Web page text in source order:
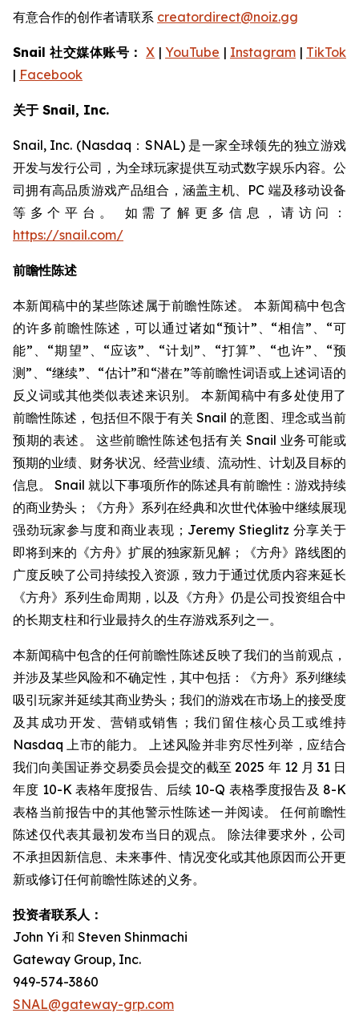
有意合作的创作者请联系 creatordirect@noiz.gg
Snail 社交媒体账号： X |YouTube | Instagram | TikTok
| Facebook
关于 Snail, Inc.
Snail, Inc. (Nasdaq：SNAL) 是一家全球领先的独立游戏
开发与发行公司，为全球玩家提供互动式数字娱乐内容。公
司拥有高品质游戏产品组合，涵盖主机、PC 端及移动设备
等多个平台。 如需了解更多信息，请访问：
https://snail.com/
前瞻性陈述
本新闻稿中的某些陈述属于前瞻性陈述。 本新闻稿中包含
的许多前瞻性陈述，可以通过诸如“预计”、“相信”、“可
能”、“期望”、“应该”、“计划”、“打算”、“也许”、“预
测”、“继续”、“估计”和“潜在”等前瞻性词语或上述词语的
反义词或其他类似表述来识别。 本新闻稿中有多处使用了
前瞻性陈述，包括但不限于有关 Snail 的意图、理念或当前
预期的表述。 这些前瞻性陈述包括有关 Snail 业务可能或
预期的业绩、财务状况、经营业绩、流动性、计划及目标的
信息。 Snail 就以下事项所作的陈述具有前瞻性：游戏持续
的商业势头；《方舟》系列在经典和次世代体验中继续展现
强劲玩家参与度和商业表现；Jeremy Stieglitz 分享关于
即将到来的《方舟》扩展的独家新见解；《方舟》路线图的
广度反映了公司持续投入资源，致力于通过优质内容来延长
《方舟》系列生命周期，以及《方舟》仍是公司投资组合中
的长期支柱和行业最持久的生存游戏系列之一。
本新闻稿中包含的任何前瞻性陈述反映了我们的当前观点，
并涉及某些风险和不确定性，其中包括：《方舟》系列继续
吸引玩家并延续其商业势头；我们的游戏在市场上的接受度
及其成功开发、营销或销售；我们留住核心员工或维持
Nasdaq 上市的能力。 上述风险并非穷尽性列举，应结合
我们向美国证券交易委员会提交的截至 2025 年 12 月 31 日
年度 10-K 表格年度报告、后续 10-Q 表格季度报告及 8-K
表格当前报告中的其他警示性陈述一并阅读。 任何前瞻性
陈述仅代表其最初发布当日的观点。 除法律要求外，公司
不承担因新信息、未来事件、情况变化或其他原因而公开更
新或修订任何前瞻性陈述的义务。
投资者联系人：
John Yi 和 Steven Shinmachi
Gateway Group, Inc.
949-574-3860
SNAL@gateway-grp.com